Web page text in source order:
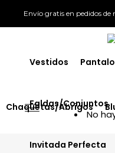
Envío gratis en pedidos de
Chaquetas/Abrigos
No
Chaquetas/Abrigos
Vestidos
Faldas/Conjuntos
Invitada Perfecta